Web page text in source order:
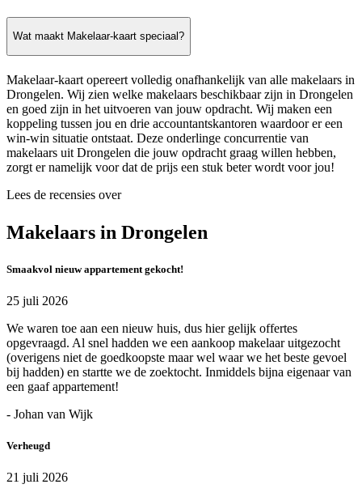
Wat maakt Makelaar-kaart speciaal?
Makelaar-kaart opereert volledig onafhankelijk van alle makelaars in
Drongelen. Wij zien welke makelaars beschikbaar zijn in Drongelen
en goed zijn in het uitvoeren van jouw opdracht. Wij maken een
koppeling tussen jou en drie accountantskantoren waardoor er een
win-win situatie ontstaat. Deze onderlinge concurrentie van
makelaars uit Drongelen die jouw opdracht graag willen hebben,
zorgt er namelijk voor dat de prijs een stuk beter wordt voor jou!
Lees de recensies over
Makelaars in Drongelen
Smaakvol nieuw appartement gekocht!
25 juli 2026
We waren toe aan een nieuw huis, dus hier gelijk offertes
opgevraagd. Al snel hadden we een aankoop makelaar uitgezocht
(overigens niet de goedkoopste maar wel waar we het beste gevoel
bij hadden) en startte we de zoektocht. Inmiddels bijna eigenaar van
een gaaf appartement!
- Johan van Wijk
Verheugd
21 juli 2026